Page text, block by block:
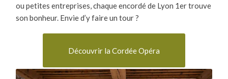
ou petites entreprises, chaque encordé de Lyon 1ertrouve
son bonheur. Envie d’y faire un tour ?
Découvrir la Cordée Opéra